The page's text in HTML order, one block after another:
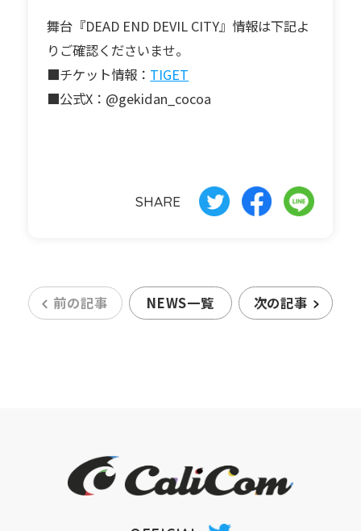
舞台『DEAD END DEVIL CITY』情報は下記よ
りご確認くださいませ。
■チケット情報： TIGET
■公式X：@gekidan_cocoa
SHARE
前の記事 NEWS一覧 次の記事